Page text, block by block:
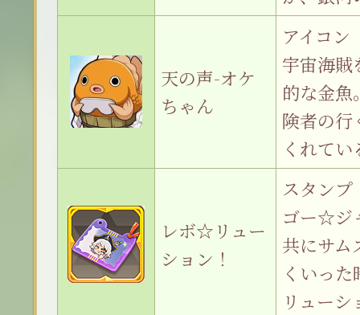
天の声-オケ
ちゃん
アイコン
宇宙海賊
的な金魚
険者の行
くれてい
レボ☆リュー
ション！
スタンプ
ゴー☆ジ
共にサム
くいっ
リュー